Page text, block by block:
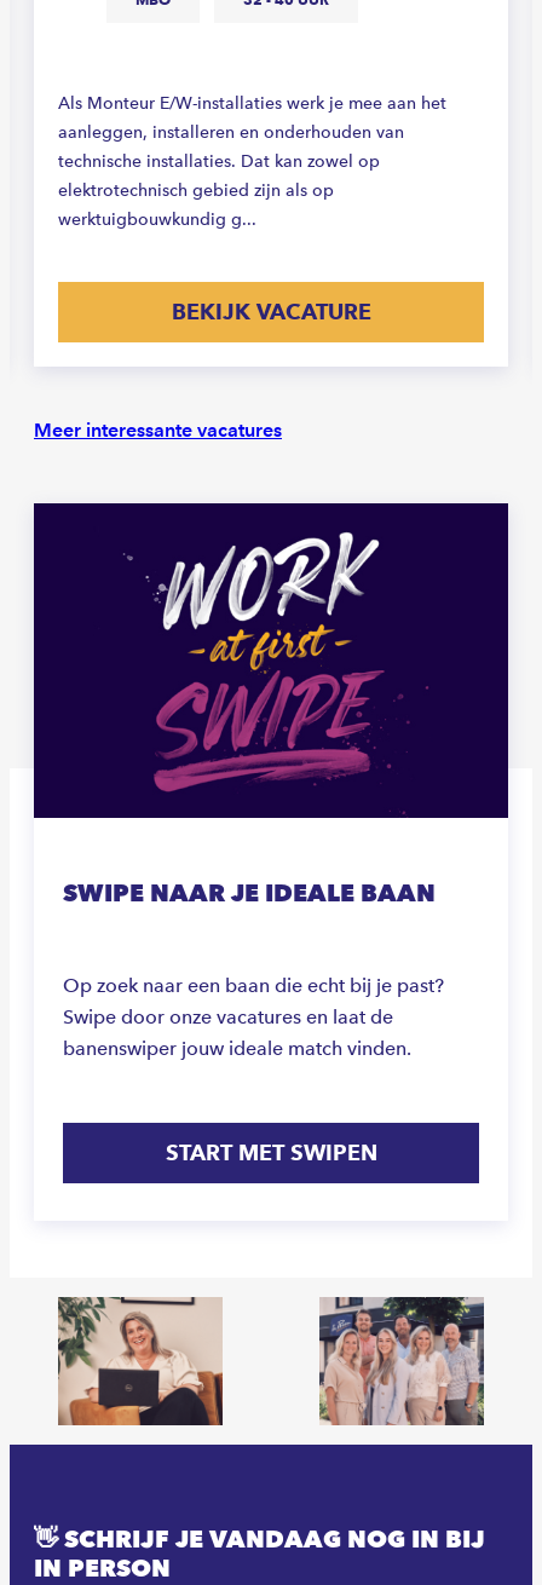
Als Monteur E/W-installaties werk je mee aan het
aanleggen, installeren en onderhouden van
technische installaties. Dat kan zowel op
elektrotechnisch gebied zijn als op
werktuigbouwkundig g...
BEKIJK VACATURE
Meer interessante vacatures
SWIPE NAAR JE IDEALE BAAN
Op zoek naar een baan die echt bij je past?
Swipe door onze vacatures en laat de
banenswiper jouw ideale match vinden.
START MET SWIPEN
👋 SCHRIJF JE VANDAAG NOG IN BIJ
IN PERSON